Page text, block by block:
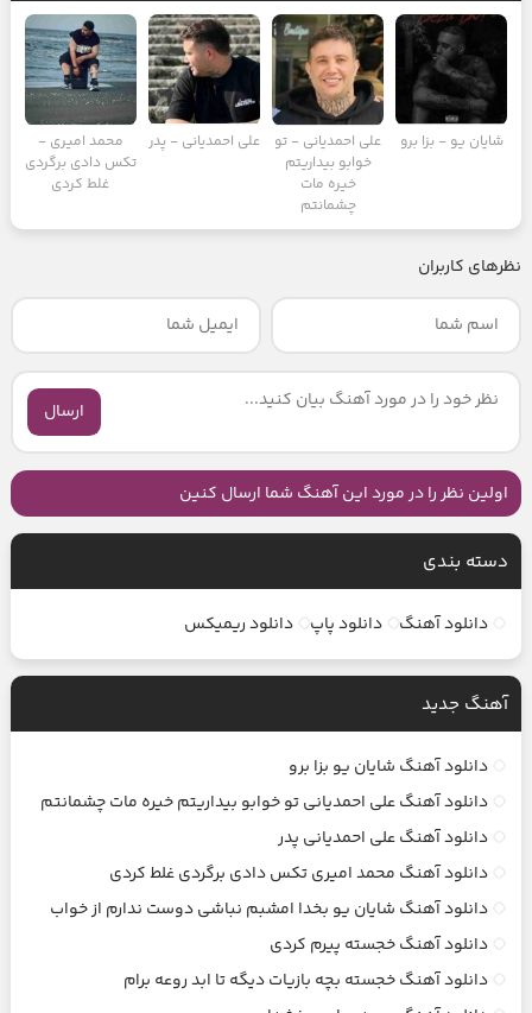
شایان یو - بزا برو
علی احمدیانی - تو
خوابو بیداریتم
خیره مات
چشمانتم
علی احمدیانی - پدر
محمد امیری -
تکس‌ دادی برگردی
غلط کردی
نظرهای کاربران
ارسال
اولین نظر را در مورد این آهنگ شما ارسال کنین
دسته بندی
دانلود آهنگ دانلود پاپ دانلود ریمیکس
آهنگ جديد
دانلود آهنگ شایان یو بزا برو
دانلود آهنگ علی احمدیانی تو خوابو بیداریتم خیره مات چشمانتم
دانلود آهنگ علی احمدیانی پدر
دانلود آهنگ محمد امیری تکس‌ دادی برگردی غلط کردی
دانلود آهنگ شایان یو بخدا امشبم نباشی دوست ندارم از خواب
دانلود آهنگ خجسته پیرم کردی
دانلود آهنگ خجسته بچه بازیات دیگه تا ابد روعه برام